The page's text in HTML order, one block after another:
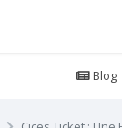
Blog